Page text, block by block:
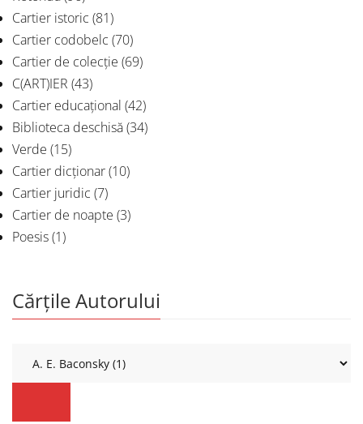
Cartier istoric (81)
Cartier codobelc (70)
Cartier de colecție (69)
C(ART)IER (43)
Cartier educațional (42)
Biblioteca deschisă(34)
Verde (15)
Cartier dicționar(10)
Cartier juridic (7)
Cartier de noapte (3)
Poesis(1)
Cărțile Autorului